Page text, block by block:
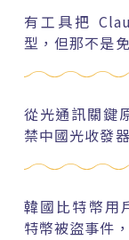
有工具把
型，但那不是
從光通訊關鍵
禁中國光收發
韓國比特幣用
特幣被盜事件